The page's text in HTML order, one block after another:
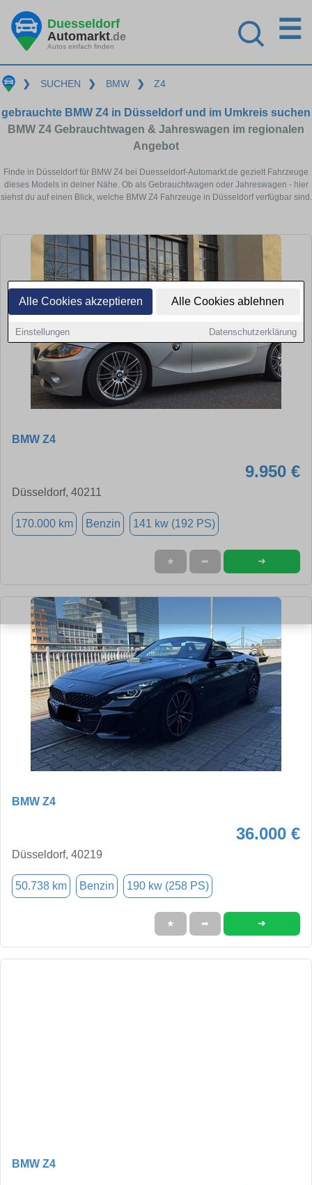
Alle Cookies akzeptieren Alle Cookies ablehnen
Einstellungen Datenschutzerklärung
Duesseldorf
Automarkt.de
Autos einfach finden
☰
❯ SUCHEN ❯ BMW ❯ Z4
gebrauchte BMW Z4 in Düsseldorf und im Umkreis suchen
BMW Z4 Gebrauchtwagen & Jahreswagen im regionalen
Angebot
Finde in Düsseldorf für BMW Z4 bei Duesseldorf-Automarkt.de gezielt Fahrzeuge
dieses Models in deiner Nähe. Ob als Gebrauchtwagen oder Jahreswagen - hier
siehst du auf einen Blick, welche BMW Z4 Fahrzeuge in Düsseldorf verfügbar sind.
BMW Z4
9.950 €
Düsseldorf, 40211
170.000 km Benzin 141 kw (192 PS)
★ ➦ ➜
BMW Z4
36.000 €
Düsseldorf, 40219
50.738 km Benzin 190 kw (258 PS)
★ ➦ ➜
BMW Z4